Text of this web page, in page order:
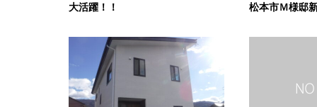
大活躍！！ 松本市Ｍ様邸